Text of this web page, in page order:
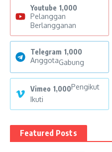
Youtube 1,000
Pelanggan
Berlangganan
Telegram 1,000
AnggotaGabung
Vimeo 1,000Pengikut
Ikuti
Featured Posts